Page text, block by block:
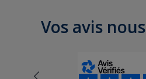
Vos avis